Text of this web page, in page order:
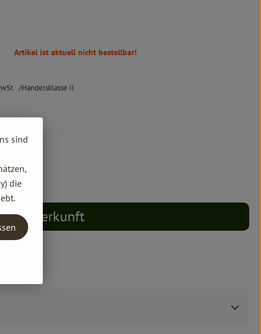
Artikel ist aktuell nicht bestellbar!
Handelsklasse II
Herkunft
sind
die